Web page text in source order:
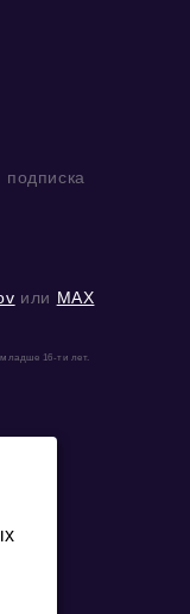
или MAX
16-ти лет.